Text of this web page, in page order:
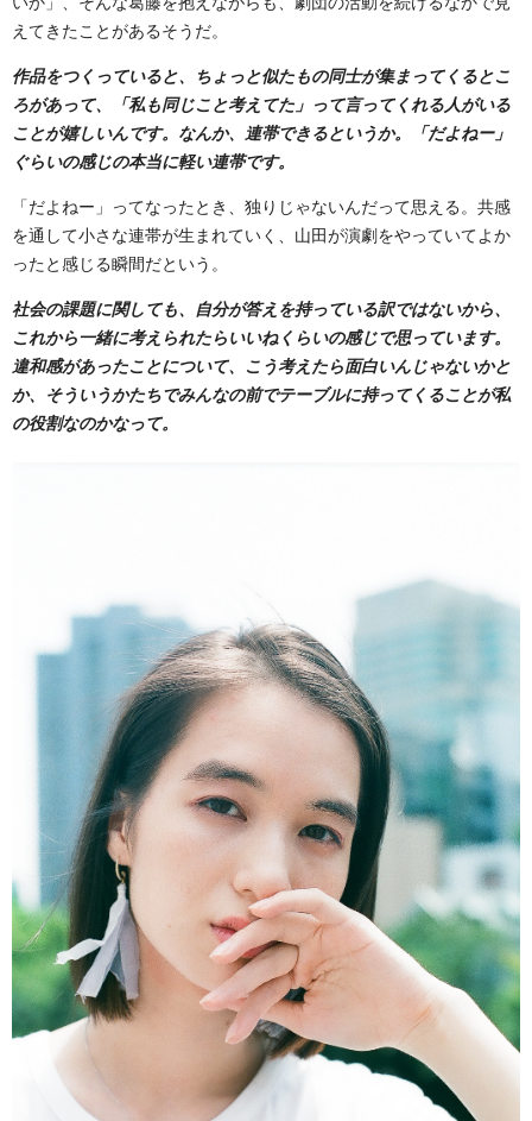
えてきたことがあるそうだ。
作品をつくっていると、ちょっと似たもの同士が集まってくるとこ
ろがあって、「私も同じこと考えてた」って言ってくれる人がいる
ことが嬉しいんです。なんか、連帯できるというか。「だよねー」
ぐらいの感じの本当に軽い連帯です。
「だよねー」ってなったとき、独りじゃないんだって思える。共感
を通して小さな連帯が生まれていく、山田が演劇をやっていてよか
ったと感じる瞬間だという。
社会の課題に関しても、自分が答えを持っている訳ではないから、
これから一緒に考えられたらいいねくらいの感じで思っています。
違和感があったことについて、こう考えたら面白いんじゃないかと
か、そういうかたちでみんなの前でテーブルに持ってくることが私
の役割なのかなって。